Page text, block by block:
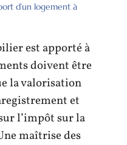
d’un logement à
est apporté à
doivent être
la valorisation
et
l’impôt sur la
maîtrise des